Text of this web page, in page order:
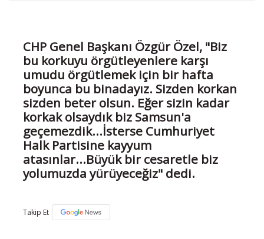
CHP Genel Başkanı Özgür Özel, "Biz
bu korkuyu örgütleyenlere karşı
umudu örgütlemek için bir hafta
boyunca bu binadayız. Sizden korkan
sizden beter olsun. Eğer sizin kadar
korkak olsaydık biz Samsun'a
geçemezdik...İsterse Cumhuriyet
Halk Partisine kayyum
atasınlar...Büyük bir cesaretle biz
yolumuzda yürüyeceğiz" dedi.
Takip Et